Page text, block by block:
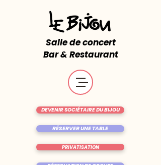
Salle de concert
Bar & Restaurant
RÉSERVER UNE TABLE
DEVENIR SOCIÉTAIRE DU BIJOU
PRIVATISATION